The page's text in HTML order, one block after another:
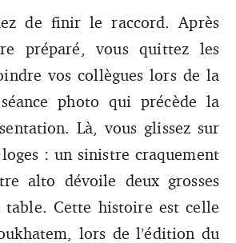
un chanteur malade ou encore un
scène à ciel ouvert… Les acteurs du
racontent comment ils se préparent
ils sont parfois contraints d’improviser.
de finir le raccord. Après
préparé, vous quittez les
vos collègues lors de la
photo qui précède la
Là, vous glissez sur
: un sinistre craquement
alto dévoile deux grosses
table. Cette histoire est celle
lors de l’édition du